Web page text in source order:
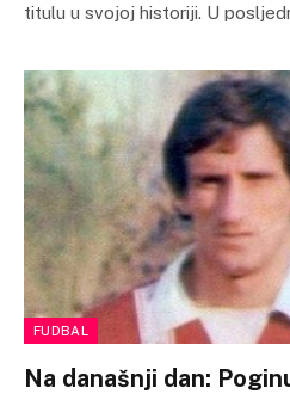
titulu u svojoj historiji. U
FUDBAL
Na današnji dan: